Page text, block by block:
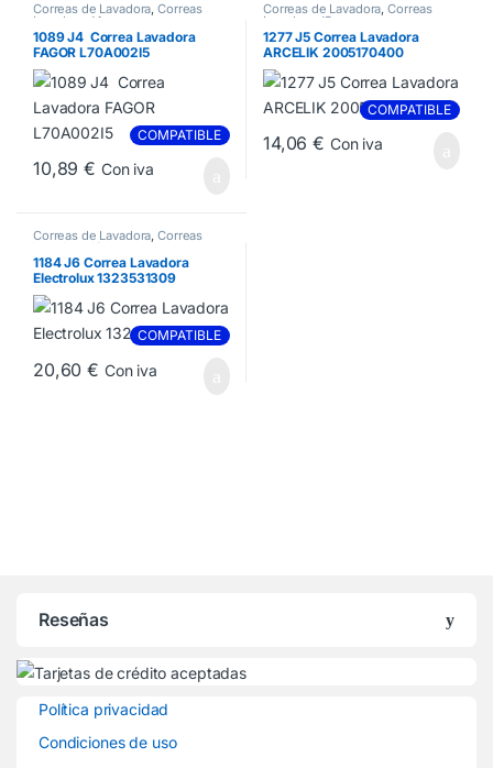
Correas de Lavadora,Correas
Lavadora J4
1089 J4 Correa Lavadora
FAGOR L70A002I5
COMPATIBLE
10,89€ Con iva
Correas de Lavadora,Correas
Lavadora J5
1277 J5 Correa Lavadora
ARCELIK 2005170400
COMPATIBLE
14,06€ Con iva
Correas de Lavadora,Correas
Lavadora J6
1184 J6 Correa Lavadora
Electrolux 1323531309
COMPATIBLE
20,60€ Con iva
Reseñas
Política privacidad
Condiciones de uso